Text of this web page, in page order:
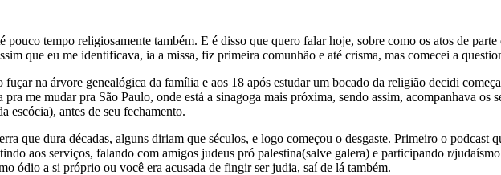
tempo religiosamente também. E é disso que quero falar hoje, sobre como os atos de
que eu me identificava, ia a missa, fiz primeira comunhão e até crisma, mas comecei a
na árvore genealógica da família e aos 18 após estudar um bocado da religião decidi
me mudar pra São Paulo, onde está a sinagoga mais próxima, sendo assim, acompanhava os
escócia), antes de seu fechamento.
que dura décadas, alguns diriam que séculos, e logo começou o desgaste. Primeiro o podcast
aos serviços, falando com amigos judeus pró palestina(salve galera) e participando r/
ódio a si próprio ou você era acusada de fingir ser judia, saí de lá também.